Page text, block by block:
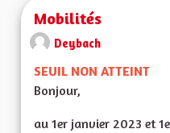
Mobilités
Deybach
SEUIL NON ATTEINT
Bonjour,
au 1er janvier 2023 et